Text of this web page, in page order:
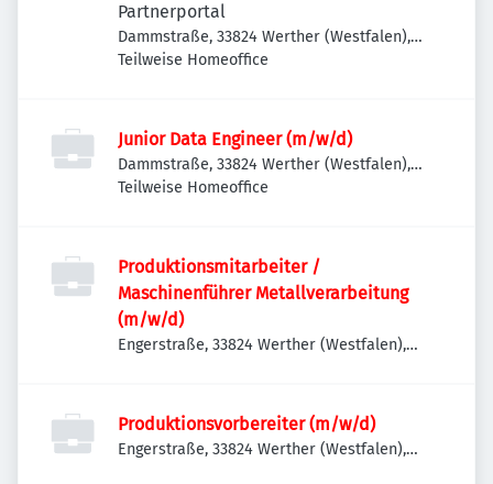
Partnerportal
Dammstraße, 33824 Werther (Westfalen),
Deutschland
Teilweise Homeoffice
Junior Data Engineer (m/w/d)
Dammstraße, 33824 Werther (Westfalen),
Deutschland
Teilweise Homeoffice
Produktionsmitarbeiter /
Maschinenführer Metallverarbeitung
(m/w/d)
Engerstraße, 33824 Werther (Westfalen),
Produktionsvorbereiter (m/w/d)
Engerstraße, 33824 Werther (Westfalen),